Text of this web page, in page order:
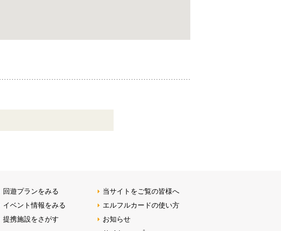
回遊プランをみる
イベント情報をみる
提携施設をさがす
当サイトをご覧の皆様へ
エルフルカードの使い方
お知らせ